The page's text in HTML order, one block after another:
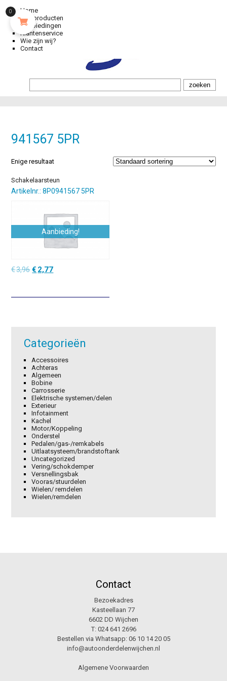
Home
Alle producten
Aanbiedingen
Klantenservice
Wie zijn wij?
Contact
941567 5PR
Enige resultaat
Schakelaarsteun
Artikelnr.: 8P0941567 5PR
Aanbieding!
€3,96Oorspronkelijke
€3,96.
€ 2,77Huidige
€2,77.
Categorieën
Accessoires
Achteras
Algemeen
Bobine
Carrosserie
Elektrische systemen/delen
Exterieur
Infotainment
Kachel
Motor/Koppeling
Onderstel
Pedalen/gas-/remkabels
Uitlaatsysteem/brandstoftank
Uncategorized
Vering/schokdemper
Versnellingsbak
Vooras/stuurdelen
Wielen/ remdelen
Wielen/remdelen
Contact
Bezoekadres
Kasteellaan 77
6602 DD Wijchen
T: 024 641 2696
Bestellen via Whatsapp: 06 10 14 20 05
info@autoonderdelenwijchen.nl
Algemene Voorwaarden
0